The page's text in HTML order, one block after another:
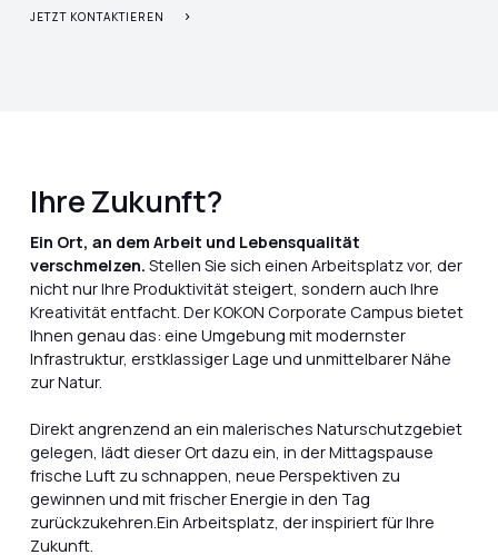
JETZT KONTAKTIEREN
Ihre Zukunft?
Ein Ort, an dem Arbeit und Lebensqualität
verschmelzen. Stellen Sie sich einen Arbeitsplatz vor, der
nicht nur Ihre Produktivität steigert, sondern auch Ihre
Kreativität entfacht. Der KOKON Corporate Campus bietet
Ihnen genau das: eine Umgebung mit modernster
Infrastruktur, erstklassiger Lage und unmittelbarer Nähe
zur Natur.
Direkt angrenzend an ein malerisches Naturschutzgebiet
gelegen, lädt dieser Ort dazu ein, in der Mittagspause
frische Luft zu schnappen, neue Perspektiven zu
gewinnen und mit frischer Energie in den Tag
zurückzukehren.Ein Arbeitsplatz, der inspiriert für Ihre
Zukunft.